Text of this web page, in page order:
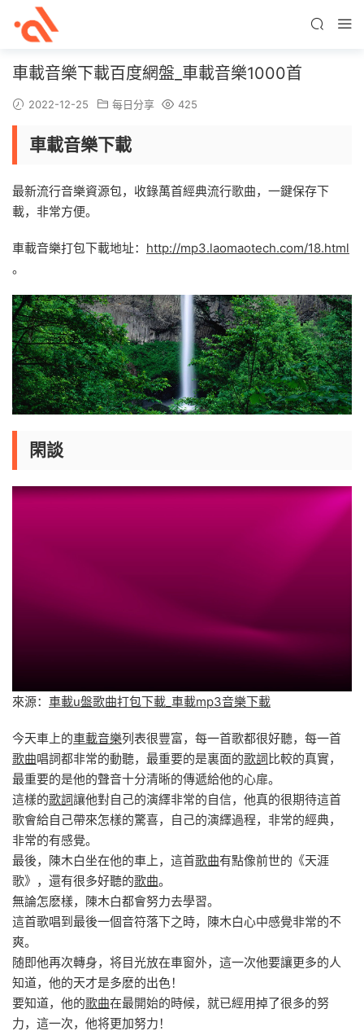
車載音樂下載百度網盤_車載音樂1000首
2022-12-25 每日分享 425
車載音樂下載
最新流行音樂資源包，收錄萬首經典流行歌曲，一鍵保存下
載，非常方便。
車載音樂打包下載地址： http://mp3.laomaotech.com/18.html
。
閑談
來源： 車載u盤歌曲打包下載_車載mp3音樂下載
今天車上的車載音樂列表很豐富，每一首歌都很好聽，每一首
歌曲唱詞都非常的動聽，最重要的是裏面的歌詞 比較的真實，
最重要的是他的聲音十分清晰的傳遞給他的心扉。
這樣的歌詞讓他對自己的演繹非常的自信，他真的很期待這首
歌會給自己帶來怎樣的驚喜，自己的演繹過程，非常的經典，
非常的有感覺。
最後，陳木白坐在他的車上，這首歌曲有點像前世的《天涯
歌》，還有很多好聽的歌曲。
無論怎麽樣，陳木白都會努力去學習。
這首歌唱到最後一個音符落下之時，陳木白心中感覺非常的不
爽。
随即他再次轉身，将目光放在車窗外，這一次他要讓更多的人
知道，他的天才是多麽的出色！
要知道，他的歌曲在最開始的時候，就已經用掉了很多的努
力，這一次，他将更加努力！